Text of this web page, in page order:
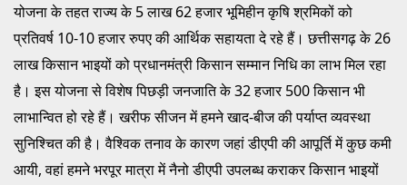
योजना के तहत राज्य के 5 लाख 62 हजार भूमिहीन कृषि श्रमिकों को
प्रतिवर्ष 10-10 हजार रुपए की आर्थिक सहायता दे रहे हैं। छत्तीसगढ़ के 26
लाख किसान भाइयों को प्रधानमंत्री किसान सम्मान निधि का लाभ मिल रहा
है। इस योजना से विशेष पिछड़ी जनजाति के 32 हजार 500 किसान भी
लाभान्वित हो रहे हैं। खरीफ सीजन में हमने खाद-बीज की पर्याप्त व्यवस्था
सुनिश्चित की है। वैश्विक तनाव के कारण जहां डीएपी की आपूर्ति में कुछ कमी
आयी, वहां हमने भरपूर मात्रा में नैनो डीएपी उपलब्ध कराकर किसान भाइयों